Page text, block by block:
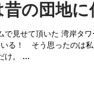
の団地
の熱いコミュニティの様子に
面展開が、タワーという縦の展開になっただけ。 ...